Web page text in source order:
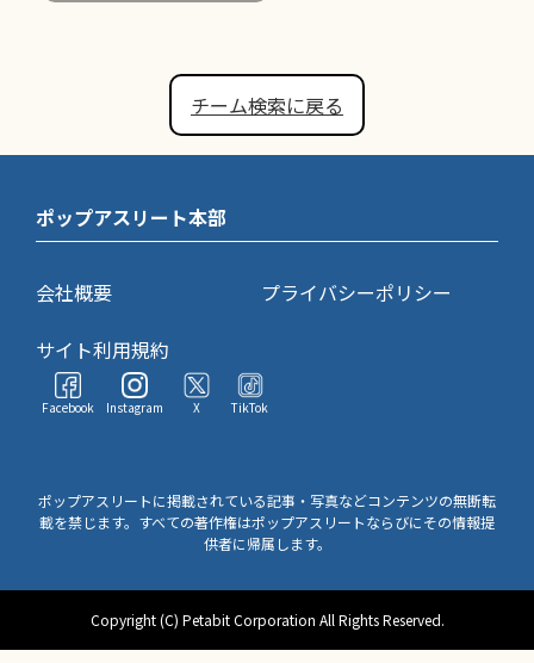
チーム検索に戻る
ポップアスリート本部
会社概要
プライバシーポリシー
サイト利用規約
Facebook Instagram X TikTok
ポップアスリートに掲載されている記事・写真などコンテンツの無断転
載を禁じます。すべての著作権はポップアスリートならびにその情報提
供者に帰属します。
Copyright (C) Petabit Corporation All Rights Reserved.